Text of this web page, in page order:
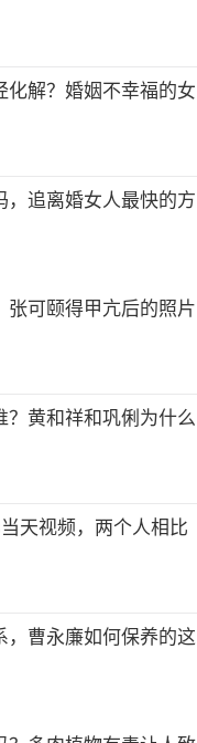
爱情，不管是轰轰
的事，就是和你一起
好朋友聚会。
，儿女健康，生活安
1阳光温暖，岁月静
，岁月静好，只要你
化解？婚姻不幸福的女
，追离婚女人最快的方
张可颐得甲亢后的照片
？黄和祥和巩俐为什么
天视频，两个人相比
，曹永廉如何保养的这